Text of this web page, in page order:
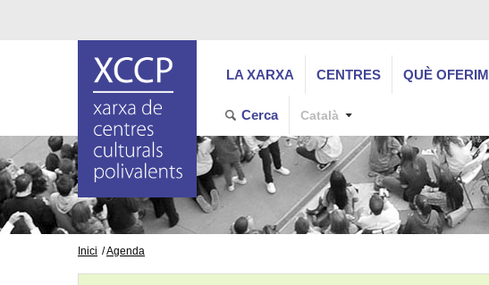
LA XARXA CENTRES QUÈ OFERIM
Cerca Català
Inici Agenda